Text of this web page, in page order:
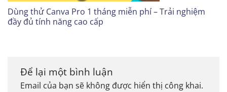
Dùng thử Canva Pro 1 tháng miễn phí – Trải nghiệm
đầy đủ tính năng cao cấp
Để lại một bình luận
Email của bạn sẽ không được hiển thị công khai.